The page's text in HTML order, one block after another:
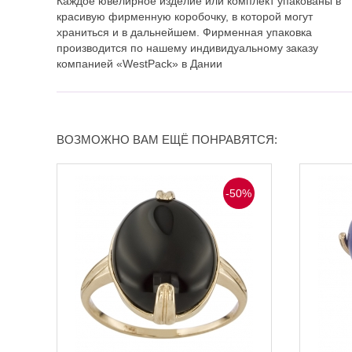
красивую фирменную коробочку, в которой могут
храниться и в дальнейшем. Фирменная упаковка
производится по нашему индивидуальному заказу
компанией «WestPack» в Дании
ВОЗМОЖНО ВАМ ЕЩЁ ПОНРАВЯТСЯ:
-50%